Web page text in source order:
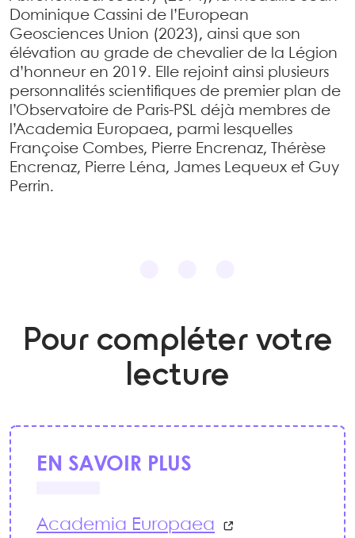
Dominique Cassini de l’European
Geosciences Union (2023), ainsi que son
élévation au grade de chevalier de la Légion
d’honneur en 2019. Elle rejoint ainsi plusieurs
personnalités scientifiques de premier plan de
l’Observatoire de Paris-PSL déjà membres de
l’Academia Europaea, parmi lesquelles
Françoise Combes, Pierre Encrenaz, Thérèse
Encrenaz, Pierre Léna, James Lequeux et Guy
Perrin.
Pour compléter votre
lecture
EN SAVOIR PLUS
Academia Europaea